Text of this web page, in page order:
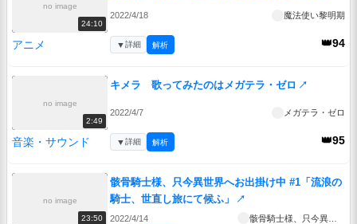
no image
24:10
2022/4/18 魔法使い黎明期
アニメ 👑94
▼詳細 解析
no image
2:49
キメラ 歌ってみたのはメガテラ・ゼロ ↗
2022/4/7 メガテラ・ゼロ
音楽・サウンド 👑95
▼詳細 解析
no image
23:50
骸骨騎士様、只今異世界へお出掛け中 #1「流浪の
騎士、世直し旅にて候ふ」
↗
2022/4/14